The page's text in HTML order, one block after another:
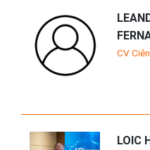
CV
LOIC